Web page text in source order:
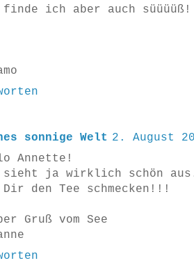
ich aber auch süüüüß!
sonnige Welt 2. August
Annette!
sieht ja wirklich schön aus.
Dir den Tee schmecken!!!
Gruß vom See